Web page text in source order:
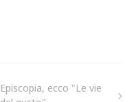
Episcopia, ecco "Le vie